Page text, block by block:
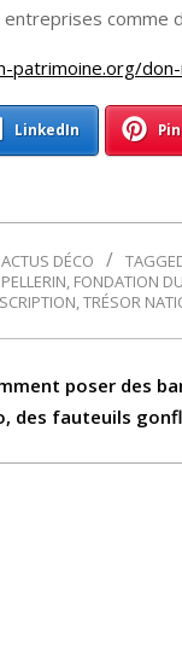
comme
patrimoine.org/
LinkedIn
ACTUS DÉCO
, FONDATION
,TRÉSOR
poser des
des fauteuils